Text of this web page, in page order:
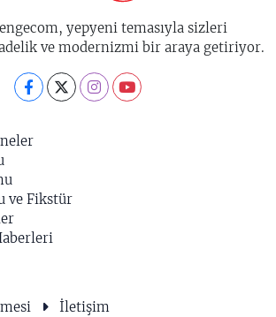
yepyeni temasıyla sizleri
ve modernizmi bir araya getiriyor.
ve Fikstür
İletişim